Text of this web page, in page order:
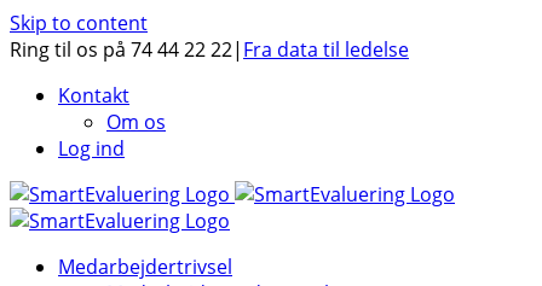
Skip to content
Ring til os på 74 44 22 22| Fra data til ledelse
Kontakt
Om os
Log ind
Medarbejdertrivsel